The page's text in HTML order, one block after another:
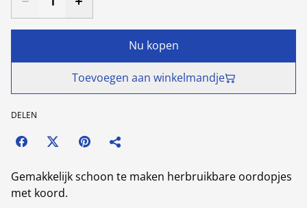
Nu kopen
Toevoegen aan winkelmandje
DELEN
Gemakkelijk schoon te maken herbruikbare oordopjes
met koord.